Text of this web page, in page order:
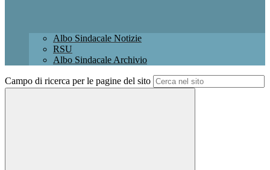
Albo Sindacale Notizie
RSU
Albo Sindacale Archivio
Campo di ricerca per le pagine del sito